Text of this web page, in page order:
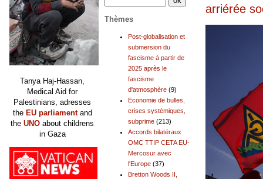
arriérée
Thèmes
Post-globalisation et
submersion du
fascisme à partir de
2025 après le
fascisme
d'atmosphère (9)
Economie de bulles,
crises systémiques,
subprime (213)
Accords bilatéraux
OMC TTIP CETA EU-
Mercosur avec
l'Europe (37)
Bretton Woods II,
Tanya Haj-Hassan,
Medical Aid for
Palestinians, adresses
the EU parliamentand
the UNO about childrens
in Gaza